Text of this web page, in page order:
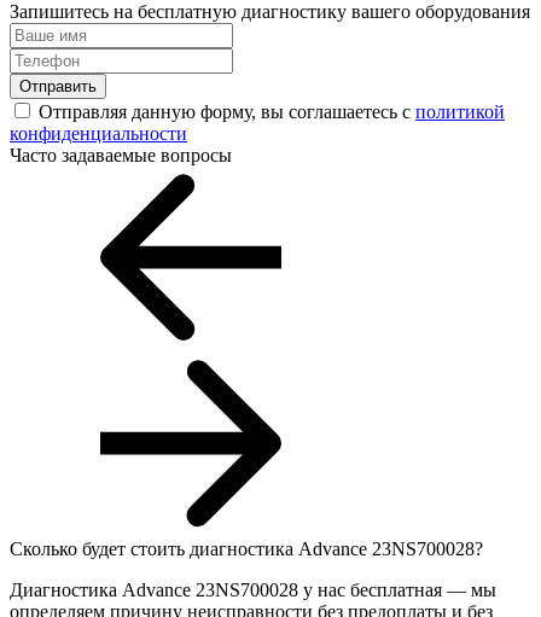
Запишитесь на бесплатную диагностику вашего оборудования
Отправить
Отправляя данную форму, вы соглашаетесь с политикой
конфиденциальности
Часто задаваемые вопросы
Сколько будет стоить диагностика Advance 23NS700028?
Диагностика Advance 23NS700028 у нас бесплатная — мы
определяем причину неисправности без предоплаты и без